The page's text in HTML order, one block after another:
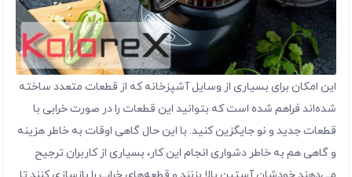
این امکان برای بسیاری از وسایل آشپزخانه که از قطعات متعدد ساخته
شده‌اند فراهم شده است که بتوانید این قطعات را در صورت خرابی با
قطعات جدید و نو جایگزین کنید. با این حال گاهی اوقات به خاطر هزینه
و گاهی هم به خاطر دشواری انجام این کار، بسیاری از کاربران ترجیح
می‌دهند خودشان آستین بالا بزنند و قطعه‌های خراب را بازسازی کنند تا